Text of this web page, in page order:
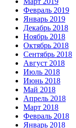
Февраль 2019
Январь 2019
Декабрь 2018
Ноябрь 2018
Октябрь 2018
Сентябрь 2018
Август 2018
Июль 2018
Июнь 2018
Май 2018
Апрель 2018
Март 2018
Февраль 2018
Январь 2018